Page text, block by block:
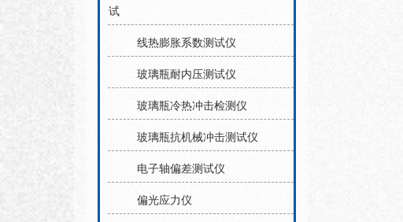
试
线热膨胀系数测试仪
玻璃瓶耐内压测试仪
玻璃瓶冷热冲击检测仪
玻璃瓶抗机械冲击测试仪
电子轴偏差测试仪
偏光应力仪